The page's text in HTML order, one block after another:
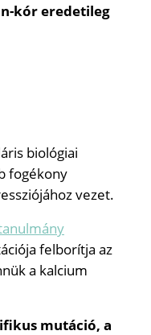
kór eredetileg
biológiai
fogékony
vezet.
felborítja az
a kalcium
mutáció, a